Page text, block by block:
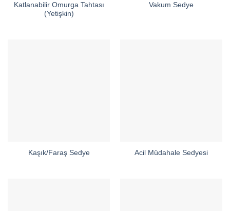
Katlanabilir Omurga Tahtası
(Yetişkin)
Vakum Sedye
Kaşık/Faraş Sedye Acil Müdahale Sedyesi